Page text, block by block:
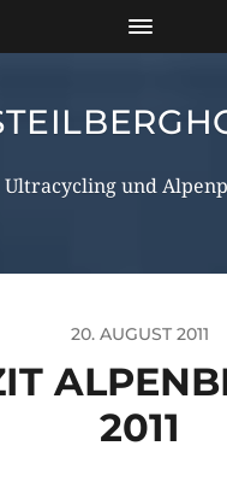
Ultracycling und
20. AUGUST 2011
2011